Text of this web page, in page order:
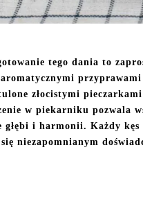
tego dania to
aromatycznymi
złocistymi
w piekarniku pozwala
głębi i harmonii. Każdy
niezapomnianym